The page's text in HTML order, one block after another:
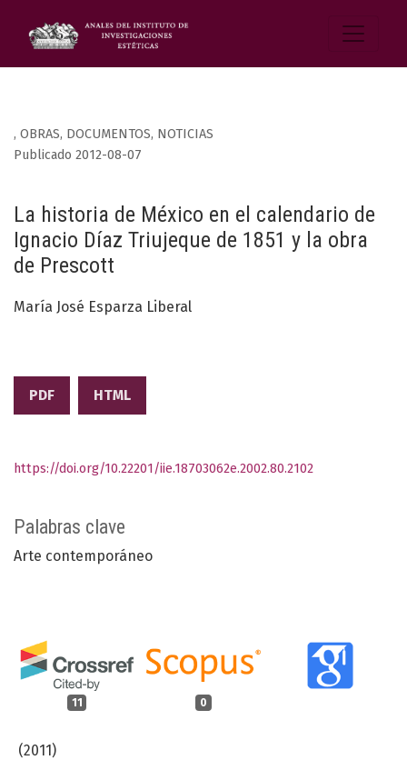
, OBRAS, DOCUMENTOS, NOTICIAS
La historia de México en el calendario de
Ignacio Díaz Triujeque de 1851 y la obra
de Prescott
Publicado 2012-08-07
María José Esparza Liberal
PDF HTML
Palabras clave
Arte contemporáneo
11 0
(2011)
https://doi.org/10.22201/iie.18703062e.2002.80.2102